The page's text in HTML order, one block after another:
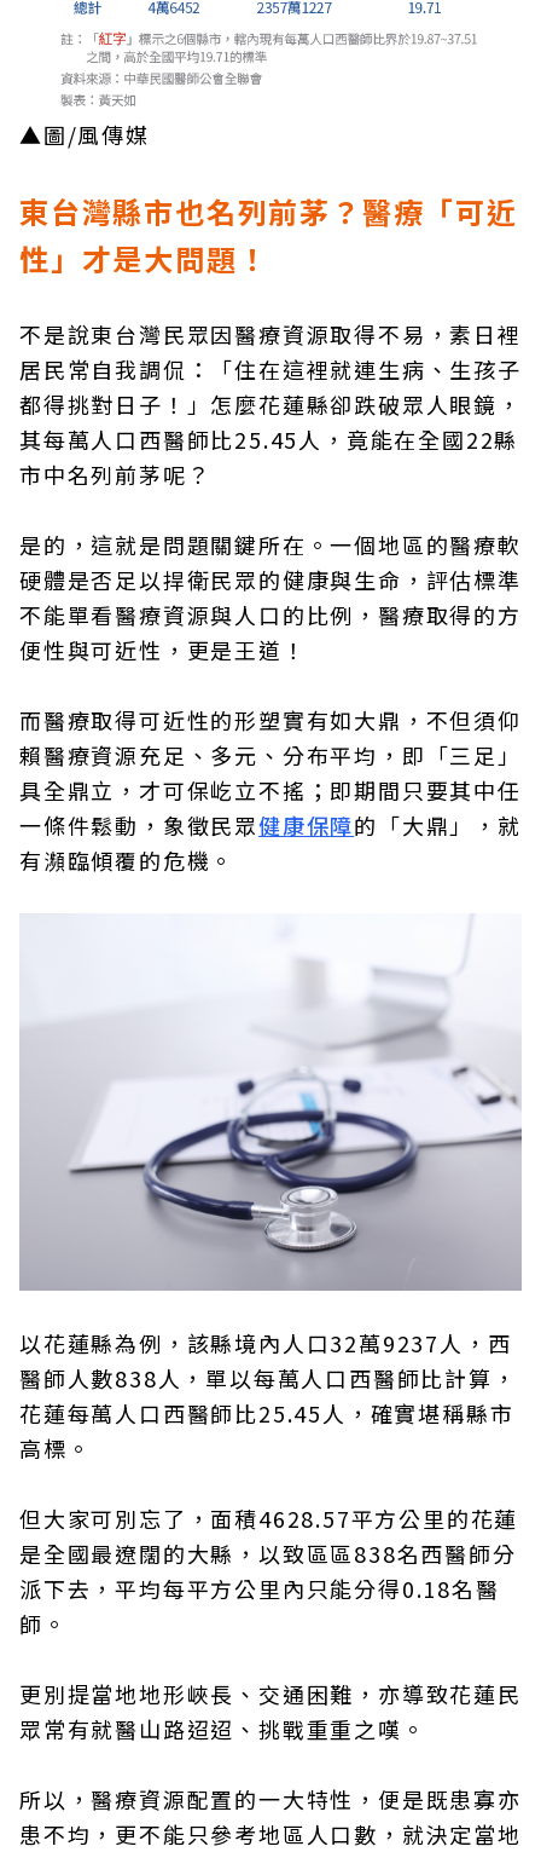
▲圖/風傳媒
東台灣縣市也名列前茅？醫療「可近
性」才是大問題！
不是說東台灣民眾因醫療資源取得不易，素日裡
居民常自我調侃：「住在這裡就連生病、生孩子
都得挑對日子！」怎麼花蓮縣卻跌破眾人眼鏡，
其每萬人口西醫師比25.45人，竟能在全國22縣
市中名列前茅呢？
是的，這就是問題關鍵所在。一個地區的醫療軟
硬體是否足以捍衛民眾的健康與生命，評估標準
不能單看醫療資源與人口的比例，醫療取得的方
便性與可近性，更是王道！
而醫療取得可近性的形塑實有如大鼎，不但須仰
賴醫療資源充足、多元、分布平均，即「三足」
具全鼎立，才可保屹立不搖；即期間只要其中任
一條件鬆動，象徵民眾健康保障的「大鼎」，就
有瀕臨傾覆的危機。
以花蓮縣為例，該縣境內人口32萬9237人，西
醫師人數838人，單以每萬人口西醫師比計算，
花蓮每萬人口西醫師比25.45人，確實堪稱縣市
高標。
但大家可別忘了，面積4628.57平方公里的花蓮
是全國最遼闊的大縣，以致區區838名西醫師分
派下去，平均每平方公里內只能分得0.18名醫
師。
更別提當地地形峽長、交通困難，亦導致花蓮民
眾常有就醫山路迢迢、挑戰重重之嘆。
所以，醫療資源配置的一大特性，便是既患寡亦
患不均，更不能只參考地區人口數，就決定當地